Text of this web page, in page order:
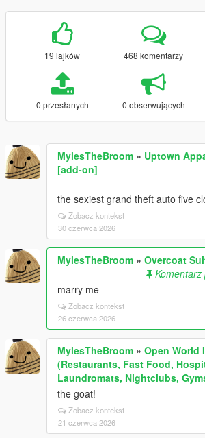
19 lajków 468 komentarzy
0 przesłanych 0 obserwujących
MylesTheBroom » Uptown
[add-on]
the sexiest grand theft auto five
Zobacz kontekst
30 czerwca 2026
MylesTheBroom » Overcoat
Komentarz
marry me
Zobacz kontekst
26 czerwca 2026
MylesTheBroom » Open World
(Restaurants, Fast Food,
Laundromats, Nightclubs,
the goat!
Zobacz kontekst
21 czerwca 2026